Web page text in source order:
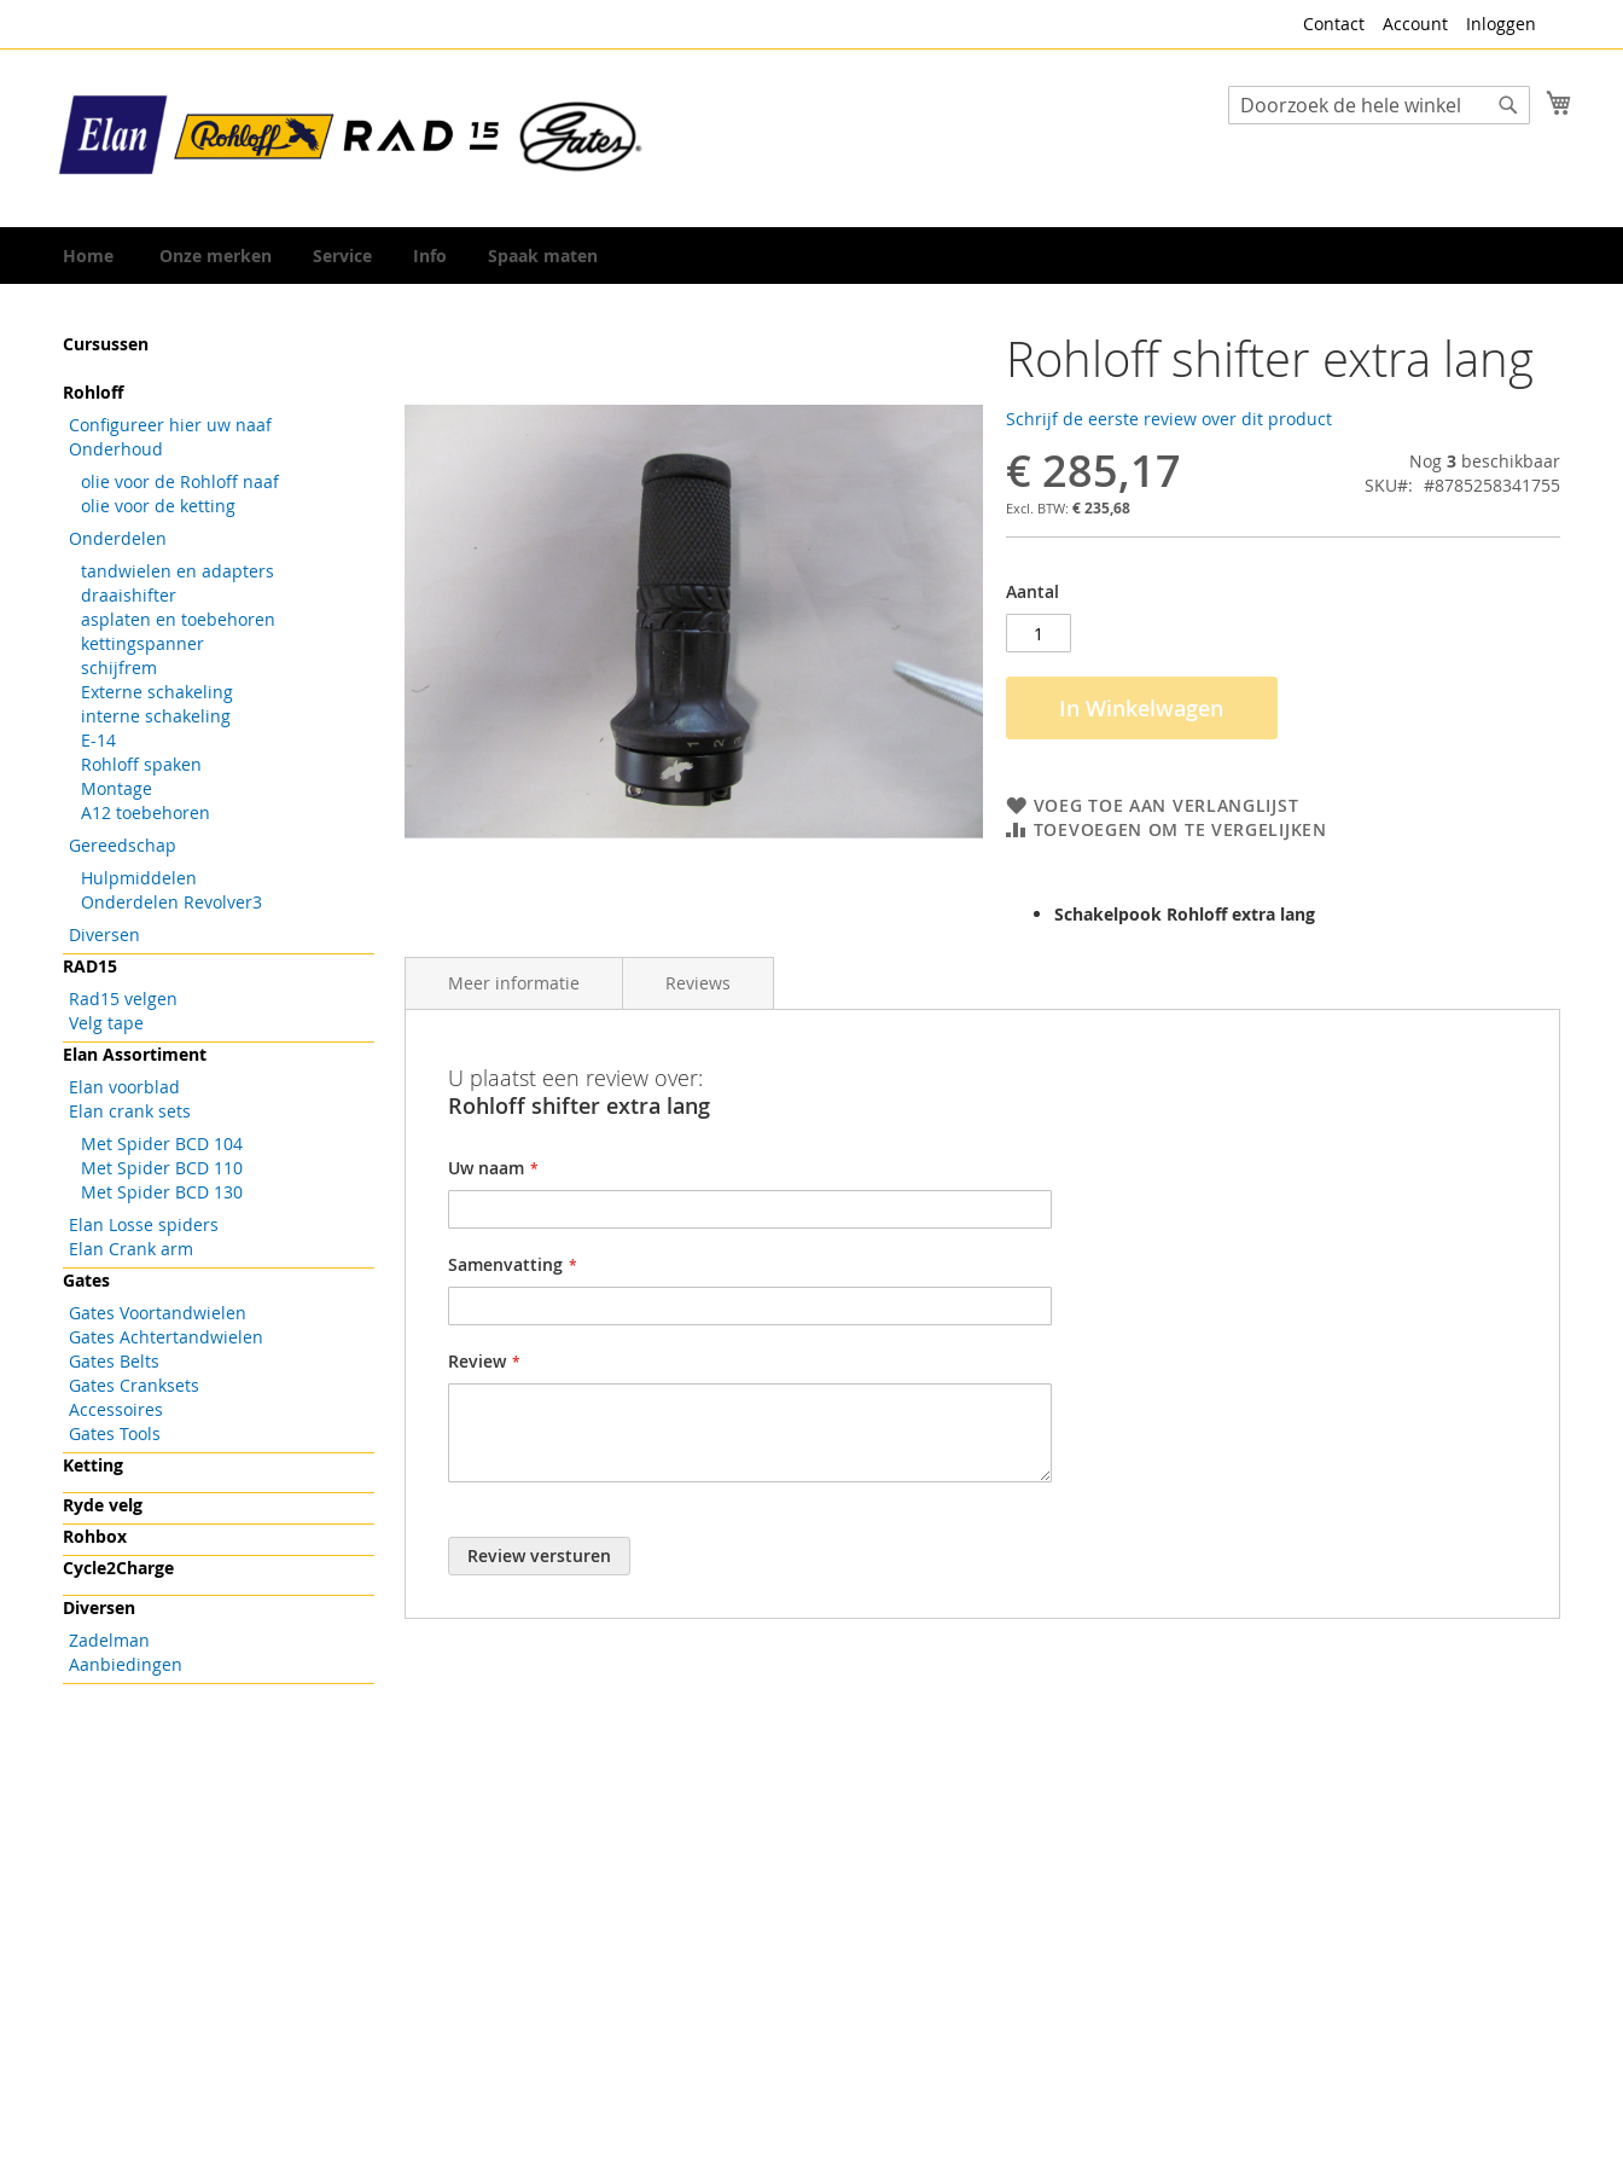
naar
inhoud
Contact Account Inloggen
Search
Home Onze merken Service Info Spaak maten
Rohloff shifter extra lang
Schrijf de eerste review over dit product
€ 285,17
€ 235,68
Nog 3beschikbaar
SKU
#8785258341755
Aantal
In Winkelwagen
VOEG TOE AAN VERLANGLIJST
TOEVOEGEN OM TE VERGELIJKEN
Schakelpook Rohloff extra lang
begin
van
afbeeldingen-
gallerij
Meer informatie
informatie
Barcode
8785258341755
Productgroep
Hase
Reviews
U plaatst een review over:
Rohloff shifter extra lang
Uw naam
Samenvatting
Review
Review versturen
Cursussen
Rohloff
Configureer hier uw naaf
Onderhoud
olie voor de Rohloff naaf
olie voor de ketting
Onderdelen
tandwielen en adapters
draaishifter
asplaten en toebehoren
kettingspanner
schijfrem
Externe schakeling
interne schakeling
E-14
Rohloff spaken
Montage
A12 toebehoren
Gereedschap
Hulpmiddelen
Onderdelen Revolver3
Diversen
RAD15
Rad15 velgen
Velg tape
Elan Assortiment
Elan voorblad
Elan crank sets
Met Spider BCD 104
Met Spider BCD 110
Met Spider BCD 130
Elan Losse spiders
Elan Crank arm
Gates
Gates Voortandwielen
Gates Achtertandwielen
Gates Belts
Gates Cranksets
Accessoires
Gates Tools
Ketting
Ryde velg
Rohbox
Cycle2Charge
Diversen
Zadelman
Aanbiedingen